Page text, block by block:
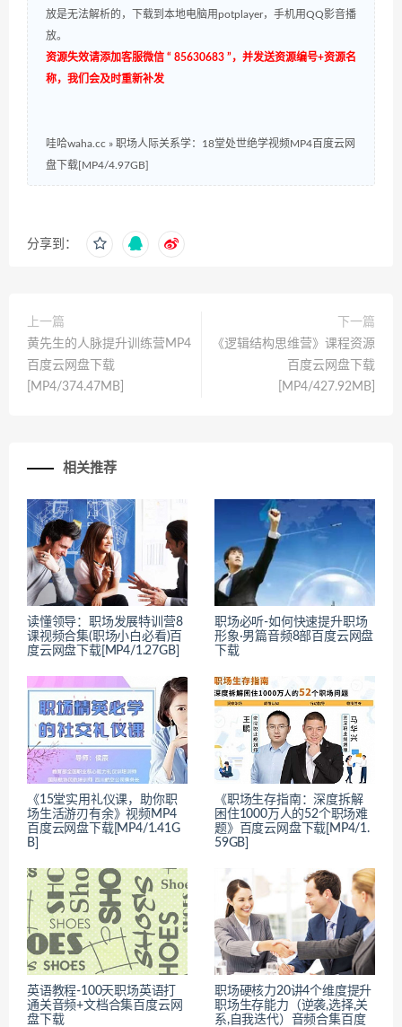
放是无法解析的，下载到本地电脑用potplayer，手机用QQ影音播
放。
资源失效请添加客服微信 “ 85630683 ”，并发送资源编号+资源名
称，我们会及时重新补发
哇哈waha.cc » 职场人际关系学：18堂处世绝学视频MP4百度云网
盘下载[MP4/4.97GB]
分享到：
上一篇
黄先生的人脉提升训练营MP4
百度云网盘下载
[MP4/374.47MB]
下一篇
《逻辑结构思维营》课程资源
百度云网盘下载
[MP4/427.92MB]
相关推荐
读懂领导：职场发展特训营8
课视频合集(职场小白必看)百
度云网盘下载[MP4/1.27GB]
职场必听-如何快速提升职场
形象·男篇音频8部百度云网盘
下载
《15堂实用礼仪课，助你职
场生活游刃有余》视频MP4
百度云网盘下载[MP4/1.41G
B]
《职场生存指南：深度拆解
困住1000万人的52个职场难
题》百度云网盘下载[MP4/1.
59GB]
英语教程-100天职场英语打
通关音频+文档合集百度云网
盘下载
职场硬核力20讲4个维度提升
职场生存能力（逆袭,选择,关
系,自我迭代）音频合集百度